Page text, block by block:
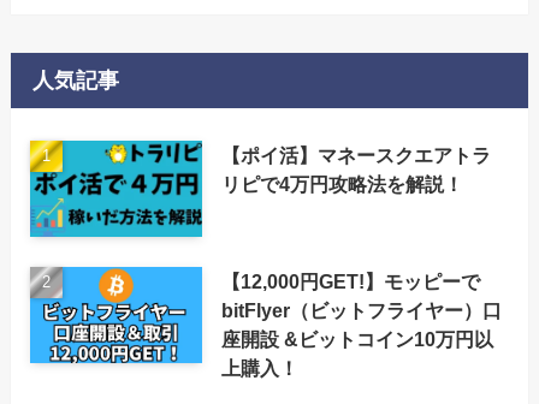
人気記事
【ポイ活】マネースクエアトラ
リピで4万円攻略法を解説！
【12,000円GET!】モッピーで
bitFlyer（ビットフライヤー）口
座開設 &ビットコイン10万円以
上購入！